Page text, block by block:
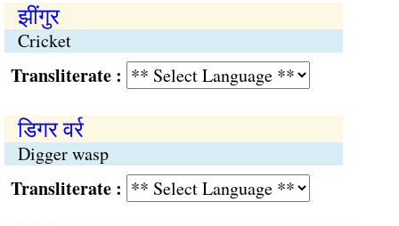
झींगुर
Cricket
:
डिगर वर्र
Digger wasp
: